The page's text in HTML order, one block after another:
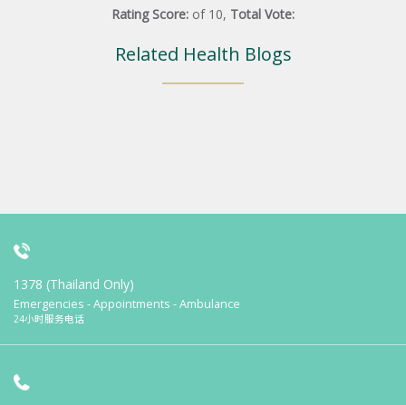
Rating Score: of 10, Total Vote:
Related Health Blogs
1378 (Thailand Only)
Emergencies - Appointments - Ambulance
24小时服务电话